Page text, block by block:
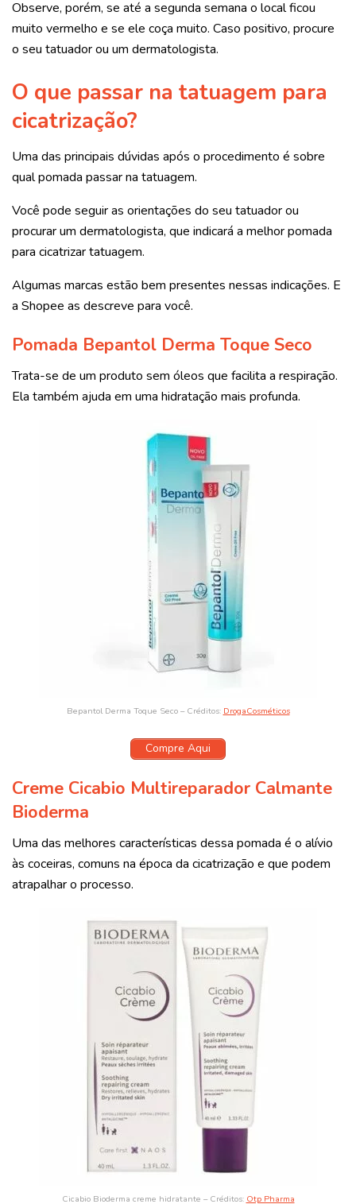
Observe, porém, se até a segunda semana o local ficou
muito vermelho e se ele coça muito. Caso positivo, procure
o seu tatuador ou um dermatologista.
O que passar na tatuagem para
cicatrização?
Uma das principais dúvidas após o procedimento é sobre
qual pomada passar na tatuagem.
Você pode seguir as orientações do seu tatuador ou
procurar um dermatologista, que indicará a melhor pomada
para cicatrizar tatuagem.
Algumas marcas estão bem presentes nessas indicações. E
a Shopee as descreve para você.
Pomada Bepantol Derma Toque Seco
Trata-se de um produto sem óleos que facilita a respiração.
Ela também ajuda em uma hidratação mais profunda.
Bepantol Derma Toque Seco – Créditos: DrogaCosméticos
Compre Aqui
Creme Cicabio Multireparador Calmante
Bioderma
Uma das melhores características dessa pomada é o alívio
às coceiras, comuns na época da cicatrização e que podem
atrapalhar o processo.
Cicabio Bioderma creme hidratante – Créditos: Otp Pharma